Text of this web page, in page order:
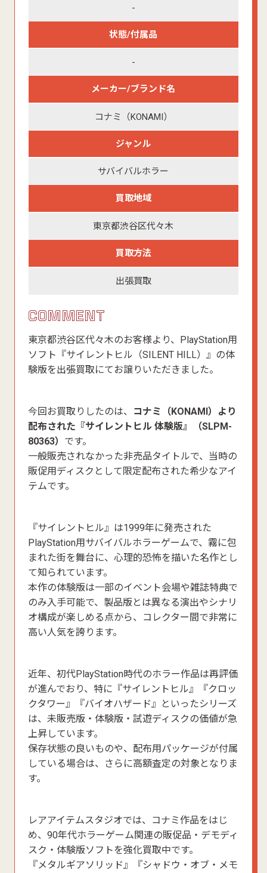
-
状態/付属品
-
メーカー/ブランド名
コナミ（KONAMI）
ジャンル
サバイバルホラー
買取地域
東京都渋谷区代々木
買取方法
出張買取
COMMENT
東京都渋谷区代々木のお客様より、PlayStation用
ソフト『サイレントヒル（SILENT HILL）』の体
験版を出張買取にてお譲りいただきました。
今回お買取りしたのは、
コナミ（KONAMI）より
配布された『サイレントヒル 体験版』（SLPM-
80363） です。
一般販売されなかった非売品タイトルで、当時の
販促用ディスクとして限定配布された希少なアイ
テムです。
『サイレントヒル』は1999年に発売された
PlayStation用サバイバルホラーゲームで、霧に包
まれた街を舞台に、心理的恐怖を描いた名作とし
て知られています。
本作の体験版は一部のイベント会場や雑誌特典で
のみ入手可能で、製品版とは異なる演出やシナリ
オ構成が楽しめる点から、コレクター間で非常に
高い人気を誇ります。
近年、初代PlayStation時代のホラー作品は再評価
が進んでおり、特に『サイレントヒル』『クロッ
クタワー』『バイオハザード』といったシリーズ
は、未販売版・体験版・試遊ディスクの価値が急
上昇しています。
保存状態の良いものや、配布用パッケージが付属
している場合は、さらに高額査定の対象となりま
す。
レアアイテムスタジオでは、コナミ作品をはじ
め、90年代ホラーゲーム関連の販促品・デモディ
スク・体験版ソフトを強化買取中です。
『メタルギアソリッド』『シャドウ・オブ・メモ